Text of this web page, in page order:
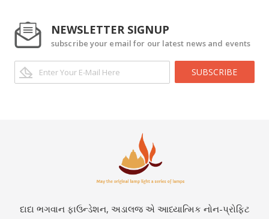
NEWSLETTER SIGNUP
subscribe your email for our latest news and events
SUBSCRIBE
દાદા ભગવાન ફાઉન્ડેશન, અડાલજ એ આધ્યાત્મિક નોન-પ્રોફિટ